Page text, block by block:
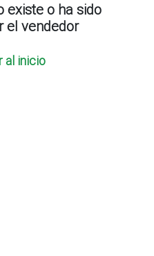
existe o ha sido
el vendedor
al inicio